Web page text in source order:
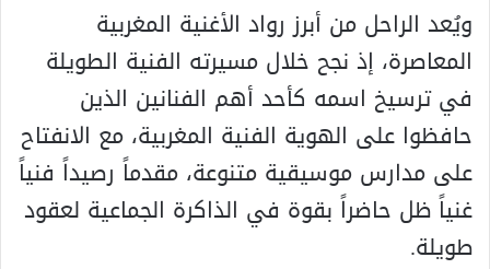
ويُعد الراحل من أبرز رواد الأغنية المغربية
المعاصرة، إذ نجح خلال مسيرته الفنية الطويلة
في ترسيخ اسمه كأحد أهم الفنانين الذين
حافظوا على الهوية الفنية المغربية، مع الانفتاح
على مدارس موسيقية متنوعة، مقدماً رصيداً فنياً
غنياً ظل حاضراً بقوة في الذاكرة الجماعية لعقود
طويلة.